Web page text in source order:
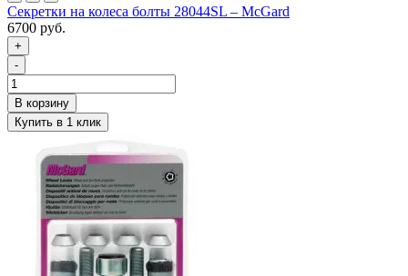
Секретки на колеса болты 28044SL – McGard
6700 руб.
+
-